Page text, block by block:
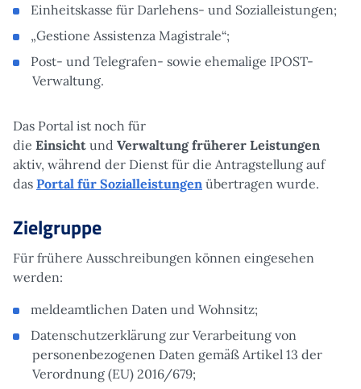
Einheitskasse für Darlehens- und Sozialleistungen;
„Gestione Assistenza Magistrale“;
Post- und Telegrafen- sowie ehemalige IPOST-
Verwaltung.
Das Portal ist noch für
die Einsicht und Verwaltung früherer Leistungen
aktiv, während der Dienst für die Antragstellung auf
das Portal für Sozialleistungen übertragen wurde.
Zielgruppe
Für frühere Ausschreibungen können eingesehen
werden:
meldeamtlichen Daten und Wohnsitz;
Datenschutzerklärung zur Verarbeitung von
personenbezogenen Daten gemäß Artikel 13 der
Verordnung (EU) 2016/679;